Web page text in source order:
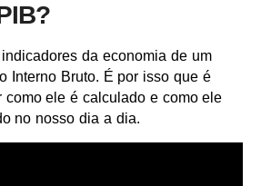
da economia de um
Interno Bruto. É por isso que é
como ele é calculado e como ele
no nosso dia a dia.